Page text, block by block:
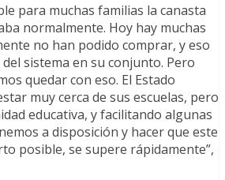
para muchas familias la canasta
normalmente. Hoy hay muchas
no han podido comprar, y eso
sistema en su conjunto. Pero
quedar con eso. El Estado
muy cerca de sus escuelas, pero
educativa, y facilitando algunas
a disposición y hacer que este
posible, se supere rápidamente”,